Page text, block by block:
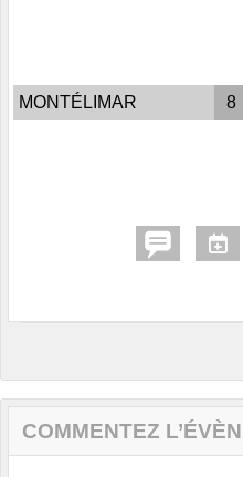
MONTÉLIMAR 8
COMMENTEZ